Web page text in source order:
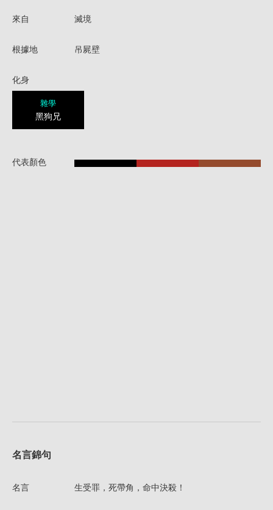
來自 滅境
根據地 吊屍壁
化身
雜學
黑狗兄
代表顏色
名言錦句
名言 生受罪，死帶角，命中決殺！